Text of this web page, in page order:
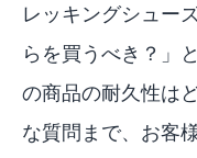
レッキングシュー
らを買うべき？」
の商品の耐久性は
な質問まで、お客